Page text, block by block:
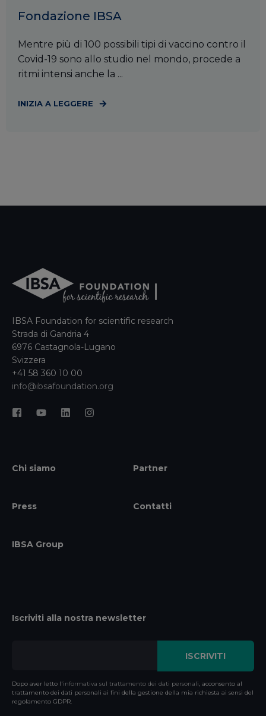
Fondazione IBSA
Mentre più di 100 possibili tipi di vaccino contro il
Covid-19 sono allo studio nel mondo, procede a
ritmi intensi anche la ...
INIZIA A LEGGERE
IBSA Foundation for scientific research
Strada di Gandria 4
6976 Castagnola-Lugano
Svizzera
+41 58 360 10 00
info@ibsafoundation.org
Chi siamo Partner
Press Contatti
IBSA Group
Iscriviti alla nostra newsletter
Dopo aver letto l'informativa sul trattamento dei dati personali , acconsento al
trattamento dei dati personali ai fini della gestione della mia richiesta ai sensi del
regolamento GDPR.